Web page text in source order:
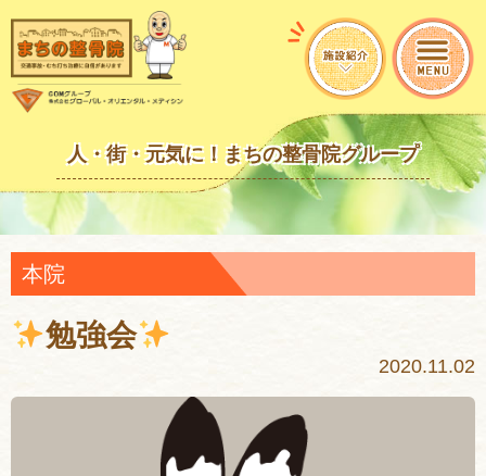
人・街・元気に！まちの整骨院グループ
本院
勉強会
2020.11.02